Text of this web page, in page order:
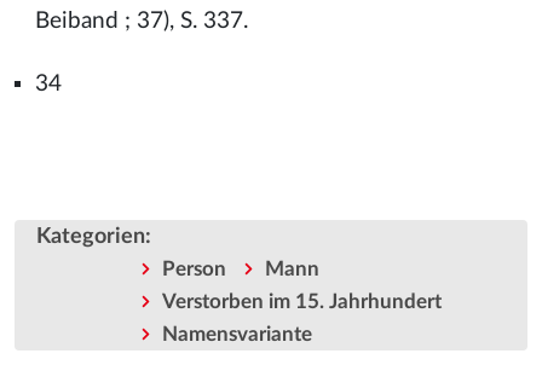
Beiband ; 37), S. 337.
34
Kategorien:
Person
Mann
Verstorben im 15. Jahrhundert
Namensvariante